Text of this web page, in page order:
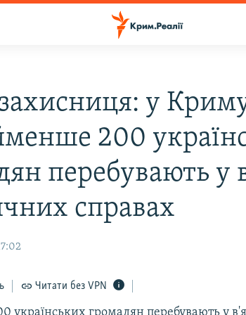
у
200
перебувають у
справах
Читати без VPN